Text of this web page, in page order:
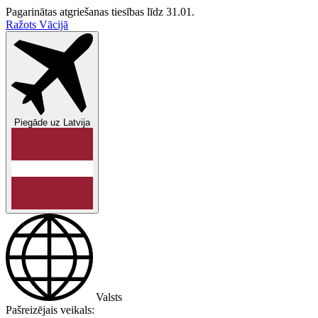
Pagarinātas atgriešanas tiesības līdz 31.01.
Ražots Vācijā
Piegāde uz Latvija
Valsts
Pašreizējais veikals: